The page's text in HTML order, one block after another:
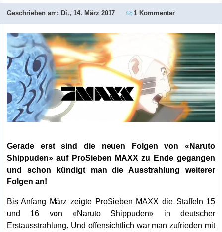
Geschrieben am: Di., 14. März 2017 1 Kommentar
Gerade erst sind die neuen Folgen von «Naruto
Shippuden» auf ProSieben MAXX zu Ende gegangen
und schon kündigt man die Ausstrahlung weiterer
Folgen an!
Bis Anfang März zeigte ProSieben MAXX die Staffeln 15
und 16 von «Naruto Shippuden» in deutscher
Erstausstrahlung. Und offensichtlich war man zufrieden mit